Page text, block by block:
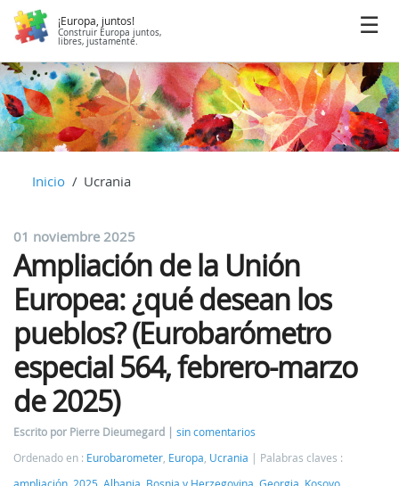
¡Europa, juntos!
Construir Europa juntos,
libres, justamente.
Inicio Ucrania
01 noviembre 2025
Ampliación de la Unión
Europea: ¿qué desean los
pueblos? (Eurobarómetro
especial 564, febrero-marzo
de 2025)
Escrito por Pierre Dieumegard
sin comentarios
Ordenado en : Eurobarometer Europa Ucrania
Palabras claves :
ampliación 2025 Albania Bosnia y Herzegovina Georgia Kosovo